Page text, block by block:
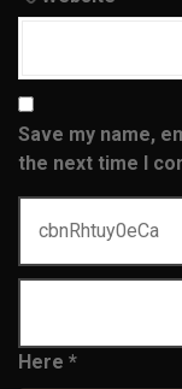
Save my name,
the next time I
Here *